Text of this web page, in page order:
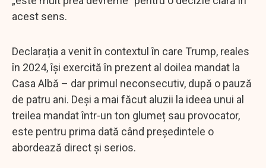
acest sens.
Declarația a venit în contextul în care Trump, reales
în 2024, își exercită în prezent al doilea mandat la
Casa Albă – dar primul neconsecutiv, după o pauză
de patru ani. Deși a mai făcut aluzii la ideea unui al
treilea mandat într-un ton glumeț sau provocator,
este pentru prima dată când președintele o
abordează direct și serios.